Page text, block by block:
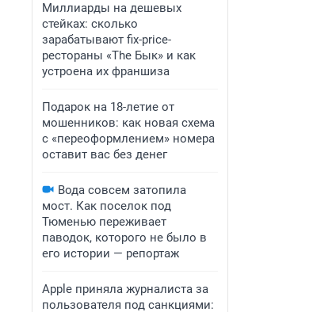
Миллиарды на дешевых
стейках: сколько
зарабатывают fix-price-
рестораны «The Бык» и как
устроена их франшиза
Подарок на 18-летие от
мошенников: как новая схема
с «переоформлением» номера
оставит вас без денег
Вода совсем затопила
мост. Как поселок под
Тюменью переживает
паводок, которого не было в
его истории — репортаж
Apple приняла журналиста за
пользователя под санкциями: